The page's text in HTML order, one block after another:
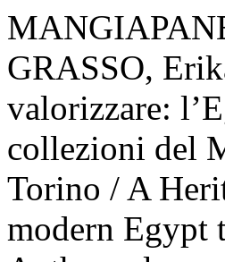
GRASSO,
valorizzare:
collezioni del
Torino / A
modern Egypt